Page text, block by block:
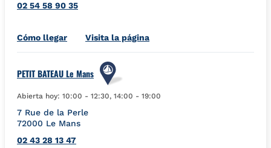
02 54 58 90 35
Cómo llegarLink Opens in New Tab
Visita la página
PETIT BATEAU Le Mans
Abierta hoy: 10:00 - 12:30, 14:00 - 19:00
7 Rue de la Perle
72000 Le Mans
02 43 28 13 47